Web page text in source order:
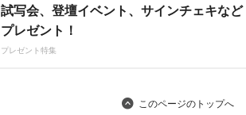
試写会、登壇イベント、サインチェキなど
プレゼント！
プレゼント特集
このページのトップへ